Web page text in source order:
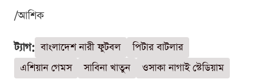
/আশিক
ট্যাগ: বাংলাদেশ নারী ফুটবল
পিটার বাটলার
এশিয়ান গেমস
সাবিনা খাতুন ওসাকা নাগাই স্টেডিয়াম